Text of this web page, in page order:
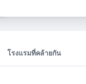
โรงแรมที่คล้ายกัน